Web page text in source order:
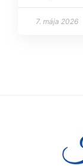
7. mája 2026